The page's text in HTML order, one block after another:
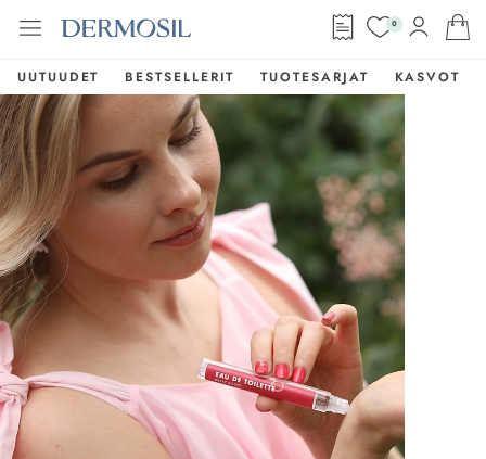
0
UUTUUDET BESTSELLERIT TUOTESARJAT KASVOT